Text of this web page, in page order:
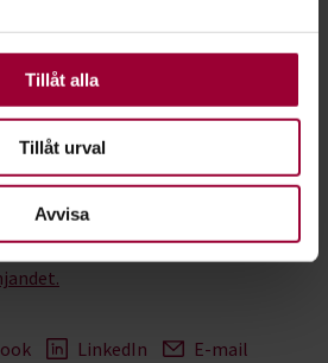
Tillåt alla
Tillåt urval
Avvisa
intresset för och öka
studieförbund, med ett brett
LinkedIn E-mail